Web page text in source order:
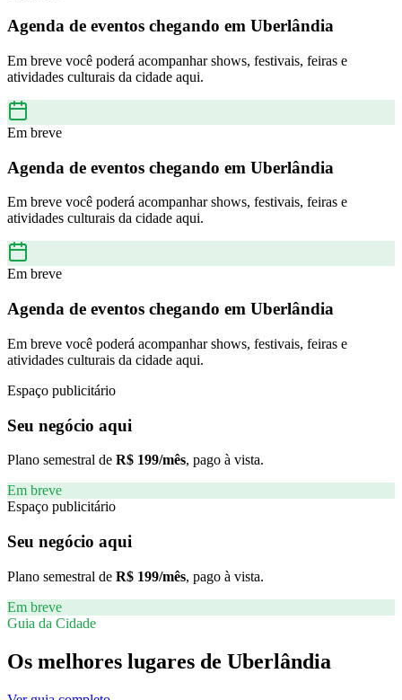
Agenda de eventos chegando em Uberlândia
Em breve você poderá acompanhar shows, festivais, feiras e
atividades culturais da cidade aqui.
Em breve
Agenda de eventos chegando em Uberlândia
Em breve você poderá acompanhar shows, festivais, feiras e
atividades culturais da cidade aqui.
Em breve
Agenda de eventos chegando em Uberlândia
Em breve você poderá acompanhar shows, festivais, feiras e
atividades culturais da cidade aqui.
Espaço publicitário
Seu negócio aqui
Plano semestral de R$ 199/mês, pago à vista.
Em breve
Espaço publicitário
Seu negócio aqui
Plano semestral de R$ 199/mês, pago à vista.
Em breve
Guia da Cidade
Os melhores lugares de Uberlândia